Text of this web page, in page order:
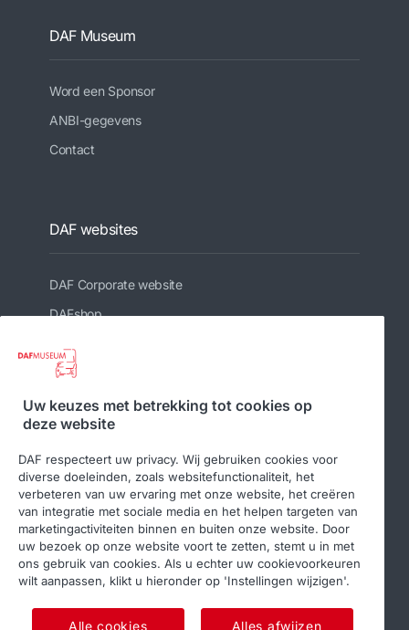
DAF Museum
Word een Sponsor
ANBI-gegevens
Contact
DAF websites
DAF Corporate website
DAFshop
Volg ons
Uw keuzes met betrekking tot cookies op
deze website
DAF respecteert uw privacy. Wij gebruiken cookies voor
diverse doeleinden, zoals websitefunctionaliteit, het
verbeteren van uw ervaring met onze website, het creëren
van integratie met sociale media en het helpen targeten van
marketingactiviteiten binnen en buiten onze website. Door
uw bezoek op onze website voort te zetten, stemt u in met
ons gebruik van cookies. Als u echter uw cookievoorkeuren
wilt aanpassen, klikt u hieronder op 'Instellingen wijzigen'.
Alle cookies Alles afwijzen